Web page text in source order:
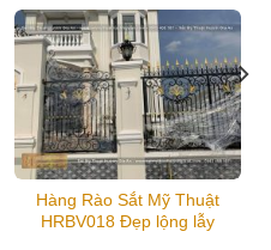
Hàng Rào Sắt Mỹ Thuật
HRBV018 Đẹp lộng lẫy